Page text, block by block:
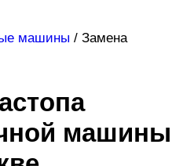
машины / Замена
машины